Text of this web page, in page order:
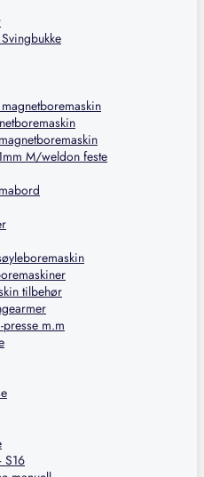
M/weldon feste
tilbehør
m.m
S16